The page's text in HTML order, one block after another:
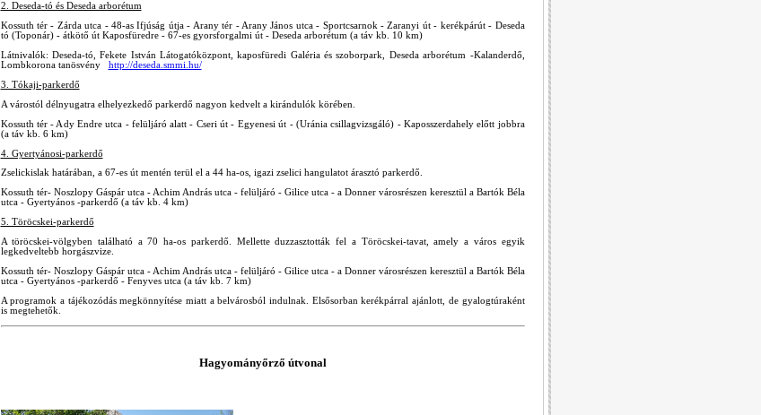
2. Deseda-tó és Deseda arborétum
Kossuth tér - Zárda utca - 48-as Ifjúság útja - Arany tér - Arany János utca - Sportcsarnok - Zaranyi út - kerékpárút - Deseda
tó (Toponár) - átkötő út Kaposfüredre - 67-es gyorsforgalmi út - Deseda arborétum (a táv kb. 10 km)
Látnivalók: Deseda-tó, Fekete István Látogatóközpont, kaposfüredi Galéria és szoborpark, Deseda arborétum -Kalanderdő,
Lombkorona tanösvény http://deseda.smmi.hu/
3. Tókaji-parkerdő
A várostól délnyugatra elhelyezkedő parkerdő nagyon kedvelt a kirándulók körében.
Kossuth tér - Ady Endre utca - felüljáró alatt - Cseri út - Egyenesi út - (Uránia csillagvizsgáló) - Kaposszerdahely előtt jobbra
(a táv kb. 6 km)
4. Gyertyánosi-parkerdő
Zselickislak határában, a 67-es út mentén terül el a 44 ha-os, igazi zselici hangulatot árasztó parkerdő.
Kossuth tér- Noszlopy Gáspár utca - Achim András utca - felüljáró - Gilice utca - a Donner városrészen keresztül a Bartók Béla
utca - Gyertyános -parkerdő (a táv kb. 4 km)
5. Töröcskei-parkerdő
A töröcskei-völgyben található a 70 ha-os parkerdő. Mellette duzzasztották fel a Töröcskei-tavat, amely a város egyik
legkedveltebb horgászvize.
Kossuth tér- Noszlopy Gáspár utca - Achim András utca - felüljáró - Gilice utca - a Donner városrészen keresztül a Bartók Béla
utca - Gyertyános -parkerdő - Fenyves utca (a táv kb. 7 km)
A programok a tájékozódás megkönnyítése miatt a belvárosból indulnak. Elsősorban kerékpárral ajánlott, de gyalogtúraként
is megtehetők.
Hagyományőrző útvonal